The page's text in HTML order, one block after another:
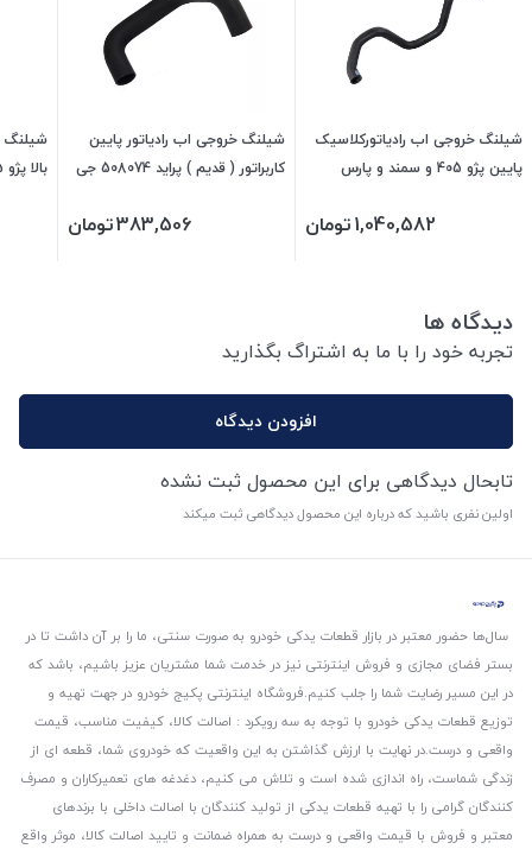
شیلنگ خروجی اب رادیاتورکلاسیک
پایین پژو 405 و سمند و پارس
1,040,582تومان
شیلنگ خروجی اب رادیاتور پایین
کاربراتور ( قدیم ) پراید 508074 جی
383,506تومان
شیلنگ
دیدگاه ها
تجربه خود را با ما به اشتراگ بگذارید
افزودن دیدگاه
تابحال دیدگاهی برای این محصول ثبت نشده
اولین نفری باشید که درباره این محصول دیدگاهی ثبت میکند
سال‌ها حضور معتبر در بازار قطعات یدکی خودرو به صورت سنتی، ما را بر آن داشت تا در
بستر فضای مجازی و فروش اینترنتی نیز در خدمت شما مشتریان عزیز باشیم، باشد که
در این مسیر رضایت شما را جلب کنیم.فروشگاه اینترنتی پکیج خودرو در جهت تهیه و
توزیع قطعات یدکی خودرو با توجه به سه رویکرد : اصالت کالا، کیفیت مناسب، قیمت
واقعی و درست.در نهایت با ارزش گذاشتن به این واقعیت که خودروی شما، قطعه ای از
زندگی شماست، راه اندازی شده است و تلاش می کنیم، دغدغه های تعمیرکاران و مصرف
کنندگان گرامی را با تهیه قطعات یدکی از تولید کنندگان با اصالت داخلی با برندهای
معتبر و فروش با قیمت واقعی و درست به همراه ضمانت و تایید اصالت کالا، موثر واقع